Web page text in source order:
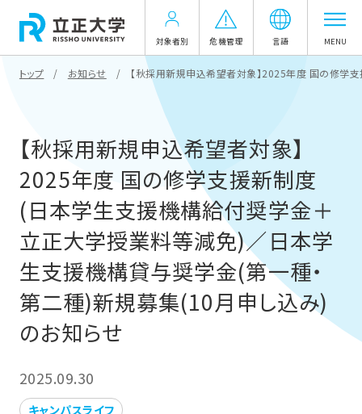
対象者別 危機管理 言語 MENU
トップ お知らせ 【秋採用新規申込希望者対象】2025年度 国の修
【秋採用新規申込希望者対象】
2025年度 国の修学支援新制度
(日本学生支援機構給付奨学金＋
立正大学授業料等減免)／日本学
生支援機構貸与奨学金(第一種・
第二種)新規募集(10月申し込み)
のお知らせ
2025.09.30
キャンパスライフ